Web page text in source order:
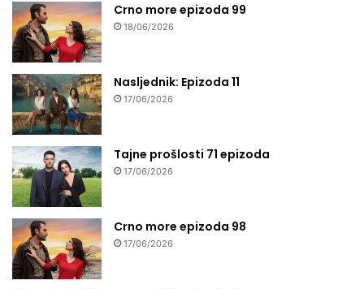
Crno more epizoda 99
18/06/2026
Nasljednik: Epizoda 11
17/06/2026
Tajne prošlosti 71 epizoda
17/06/2026
Crno more epizoda 98
17/06/2026